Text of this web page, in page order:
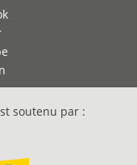
soutenu par :